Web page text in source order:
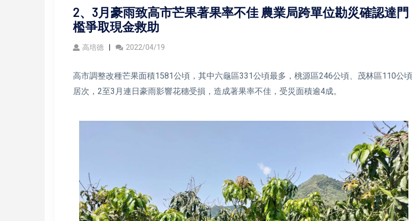
2、3月豪雨致高市芒果著果率不佳 農業局跨單位勘災確認達門
檻爭取現金救助
高培德 2022/04/19
高市調整改種芒果面積1581公頃，其中六龜區331公頃最多，桃源區246公頃、茂林區110公頃
居次，2至3月連日豪雨影響花穗受損，造成著果率不佳，受災面積逾4成。